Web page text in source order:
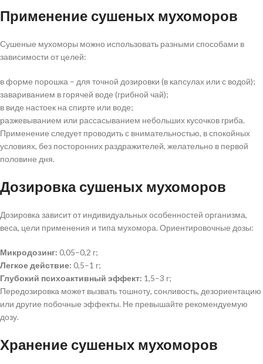
Применение сушеных мухоморов
Сушеные мухоморы можно использовать разными способами в
зависимости от целей:
в форме порошка – для точной дозировки (в капсулах или с водой);
завариванием в горячей воде (грибной чай);
в виде настоек на спирте или воде;
разжевыванием или рассасыванием небольших кусочков гриба.
Применение следует проводить с внимательностью, в спокойных
условиях, без посторонних раздражителей, желательно в первой
половине дня.
Дозировка сушеных мухоморов
Дозировка зависит от индивидуальных особенностей организма,
веса, цели применения и типа мухомора. Ориентировочные дозы:
Микродозинг: 0,05–0,2 г;
Легкое действие: 0,5–1 г;
Глубокий психоактивный эффект: 1,5–3 г;
Передозировка может вызвать тошноту, сонливость, дезориентацию
или другие побочные эффекты. Не превышайте рекомендуемую
дозу.
Хранение сушеных мухоморов